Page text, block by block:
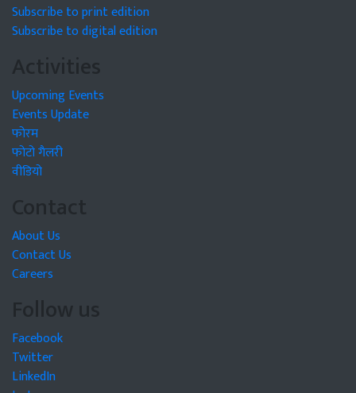
Subscribe to print edition
Subscribe to digital edition
Activities
Upcoming Events
Events Update
फोरम
फोटो गैलरी
वीडियो
Contact
About Us
Contact Us
Careers
Follow us
Facebook
Twitter
LinkedIn